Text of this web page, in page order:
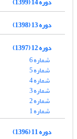
دوره 13 (1398)
دوره 12 (1397)
شماره 6
شماره 5
شماره 4
شماره 3
شماره 2
شماره 1
دوره 11 (1396)